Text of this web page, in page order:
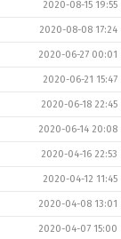
2020-08-15 19:55
2020-08-08 17:24
2020-06-27 00:01
2020-06-21 15:47
2020-06-18 22:45
2020-06-14 20:08
2020-04-16 22:53
2020-04-12 11:45
2020-04-08 13:01
2020-04-07 15:00